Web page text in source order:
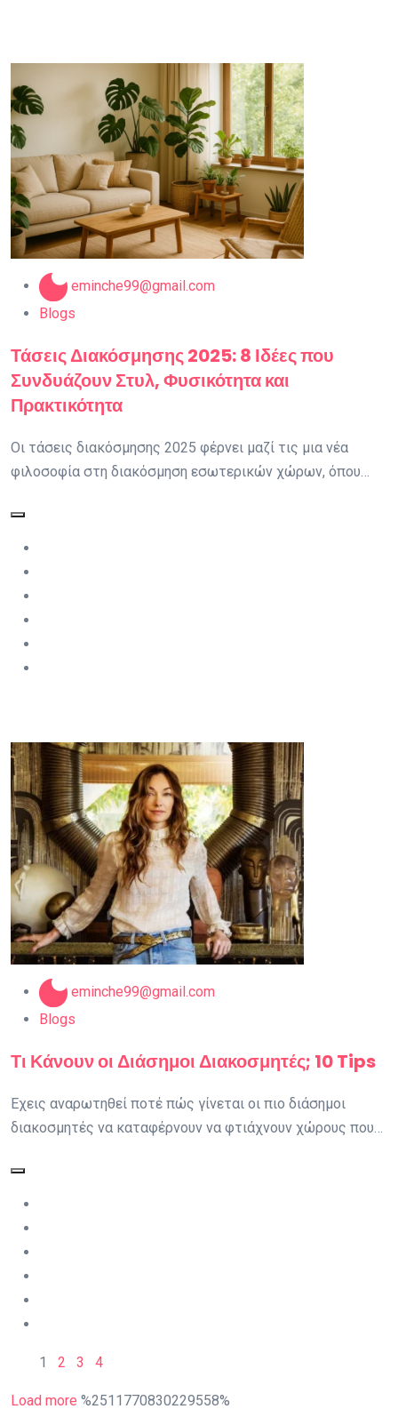
eminche99@gmail.com
Blogs
Τάσεις Διακόσμησης 2025: 8 Ιδέες που
Συνδυάζουν Στυλ, Φυσικότητα και
Πρακτικότητα
Οι τάσεις διακόσμησης 2025 φέρνει μαζί τις μια νέα
φιλοσοφία στη διακόσμηση εσωτερικών χώρων, όπου…
eminche99@gmail.com
Blogs
Τι Κάνουν οι Διάσημοι Διακοσμητές; 10 Tips
Έχεις αναρωτηθεί ποτέ πώς γίνεται οι πιο διάσημοι
διακοσμητές να καταφέρνουν να φτιάχνουν χώρους που…
1 2 3 4
Load more %2511770830229558%